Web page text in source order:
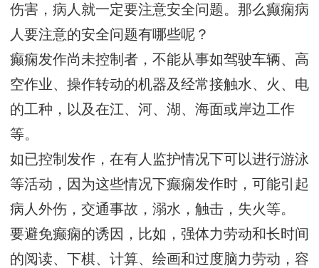
伤害，病人就一定要注意安全问题。那么癫痫病
人要注意的安全问题有哪些呢？
癫痫发作尚未控制者，不能从事如驾驶车辆、高
空作业、操作转动的机器及经常接触水、火、电
的工种，以及在江、河、湖、海面或岸边工作
等。
如已控制发作，在有人监护情况下可以进行游泳
等活动，因为这些情况下癫痫发作时，可能引起
病人外伤，交通事故，溺水，触击，失火等。
要避免癫痫的诱因，比如，强体力劳动和长时间
的阅读、下棋、计算、绘画和过度脑力劳动，容